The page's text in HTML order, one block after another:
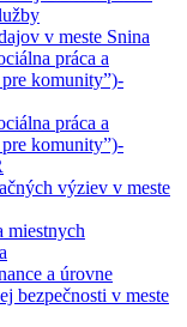
v meste Snina
práca a
komunity”)-
práca a
komunity”)-
výziev v meste
miestnych
a úrovne
bezpečnosti v meste